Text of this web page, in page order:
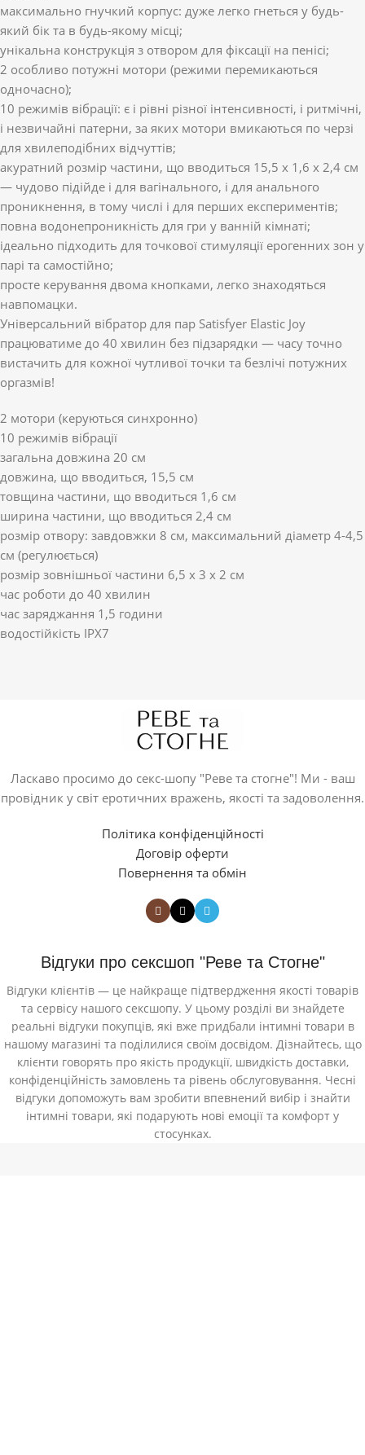
максимально гнучкий корпус: дуже легко гнеться у будь-
який бік та в будь-якому місці;
унікальна конструкція з отвором для фіксації на пенісі;
2 особливо потужні мотори (режими перемикаються
одночасно);
10 режимів вібрації: є і рівні різної інтенсивності, і ритмічні,
і незвичайні патерни, за яких мотори вмикаються по черзі
для хвилеподібних відчуттів;
акуратний розмір частини, що вводиться 15,5 х 1,6 х 2,4 см
— чудово підійде і для вагінального, і для анального
проникнення, в тому числі і для перших експериментів;
повна водонепроникність для гри у ванній кімнаті;
ідеально підходить для точкової стимуляції ерогенних зон у
парі та самостійно;
просте керування двома кнопками, легко знаходяться
навпомацки.
Універсальний вібратор для пар Satisfyer Elastic Joy
працюватиме до 40 хвилин без підзарядки — часу точно
вистачить для кожної чутливої ​​точки та безлічі потужних
оргазмів!
2 мотори (керуються синхронно)
10 режимів вібрації
загальна довжина 20 см
довжина, що вводиться, 15,5 см
товщина частини, що вводиться 1,6 см
ширина частини, що вводиться 2,4 см
розмір отвору: завдовжки 8 см, максимальний діаметр 4-4,5
см (регулюється)
розмір зовнішньої частини 6,5 х 3 х 2 см
час роботи до 40 хвилин
час заряджання 1,5 години
водостійкість IPX7
Ласкаво просимо до секс-шопу "Реве та стогне"! Ми - ваш
провідник у світ еротичних вражень, якості та задоволення.
Політика конфіденційності
Договір оферти
Повернення та обмін
Відгуки про сексшоп "Реве та Стогне"
Відгуки клієнтів — це найкраще підтвердження якості товарів
та сервісу нашого сексшопу. У цьому розділі ви знайдете
реальні відгуки покупців, які вже придбали інтимні товари в
нашому магазині та поділилися своїм досвідом. Дізнайтесь, що
клієнти говорять про якість продукції, швидкість доставки,
конфіденційність замовлень та рівень обслуговування. Чесні
відгуки допоможуть вам зробити впевнений вибір і знайти
інтимні товари, які подарують нові емоції та комфорт у
стосунках.